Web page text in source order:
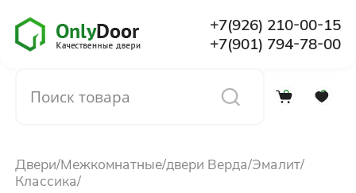
+7(926) 210-00-15
+7(901) 794-78-00
0 0
О компании
Двери Межкомнатные двери Верда Эмалит
Классика